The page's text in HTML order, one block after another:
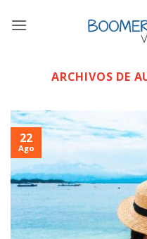
ARCHIVOS DE
22
Ago